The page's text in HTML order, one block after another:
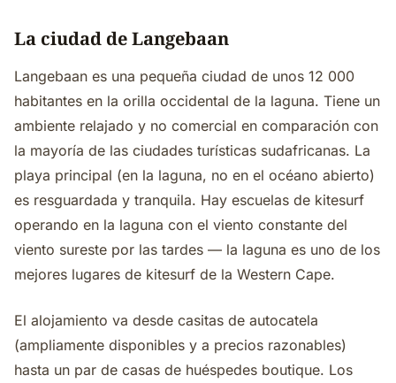
La ciudad de Langebaan
Langebaan es una pequeña ciudad de unos 12 000
habitantes en la orilla occidental de la laguna. Tiene un
ambiente relajado y no comercial en comparación con
la mayoría de las ciudades turísticas sudafricanas. La
playa principal (en la laguna, no en el océano abierto)
es resguardada y tranquila. Hay escuelas de kitesurf
operando en la laguna con el viento constante del
viento sureste por las tardes — la laguna es uno de los
mejores lugares de kitesurf de la Western Cape.
El alojamiento va desde casitas de autocatela
(ampliamente disponibles y a precios razonables)
hasta un par de casas de huéspedes boutique. Los